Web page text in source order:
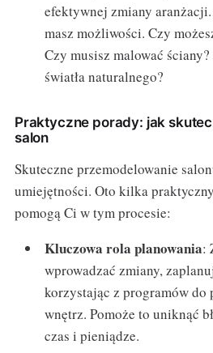
efektywnej zmiany
masz możliwości. Czy
Czy musisz malować ściany?
światła naturalnego?
Praktyczne porady: jak
salon
Skuteczne przemodelowanie
umiejętności. Oto kilka
pomogą Ci w tym procesie:
Kluczowa rola planowania:
wprowadzać zmiany,
korzystając z programów do
wnętrz. Pomoże to uniknąć
czas i pieniądze.